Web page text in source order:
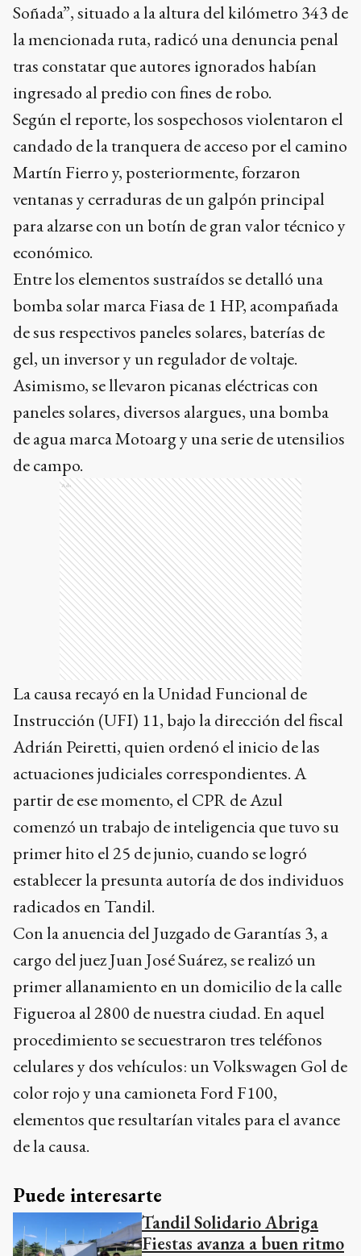
Soñada”, situado a la altura del kilómetro 343 de
la mencionada ruta, radicó una denuncia penal
tras constatar que autores ignorados habían
ingresado al predio con fines de robo.
Según el reporte, los sospechosos violentaron el
candado de la tranquera de acceso por el camino
Martín Fierro y, posteriormente, forzaron
ventanas y cerraduras de un galpón principal
para alzarse con un botín de gran valor técnico y
económico.
Entre los elementos sustraídos se detalló una
bomba solar marca Fiasa de 1 HP, acompañada
de sus respectivos paneles solares, baterías de
gel, un inversor y un regulador de voltaje.
Asimismo, se llevaron picanas eléctricas con
paneles solares, diversos alargues, una bomba
de agua marca Motoarg y una serie de utensilios
de campo.
Ads
La causa recayó en la Unidad Funcional de
Instrucción (UFI) 11, bajo la dirección del fiscal
Adrián Peiretti, quien ordenó el inicio de las
actuaciones judiciales correspondientes. A
partir de ese momento, el CPR de Azul
comenzó un trabajo de inteligencia que tuvo su
primer hito el 25 de junio, cuando se logró
establecer la presunta autoría de dos individuos
radicados en Tandil.
Con la anuencia del Juzgado de Garantías 3, a
cargo del juez Juan José Suárez, se realizó un
primer allanamiento en un domicilio de la calle
Figueroa al 2800 de nuestra ciudad. En aquel
procedimiento se secuestraron tres teléfonos
celulares y dos vehículos: un Volkswagen Gol de
color rojo y una camioneta Ford F100,
elementos que resultarían vitales para el avance
de la causa.
Puede interesarte
Tandil Solidario Abriga
Fiestas avanza a buen ritmo